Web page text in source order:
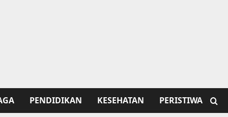
PENDIDIKAN KESEHATAN PERISTIWA